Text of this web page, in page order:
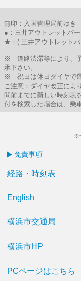
無印：入国管理局前ゆき
●：三井アウトレットパ
★：( 三井アウトレット
※ 道路渋滞等により、
承下さい。
※ 祝日は休日ダイヤで運
ご注意：ダイヤ改正によ
間前までに新しい時刻表
付を検索した場合は、乗
※
免責事項
経路・時刻表
English
横浜市交通局
横浜市HP
PCページはこちら